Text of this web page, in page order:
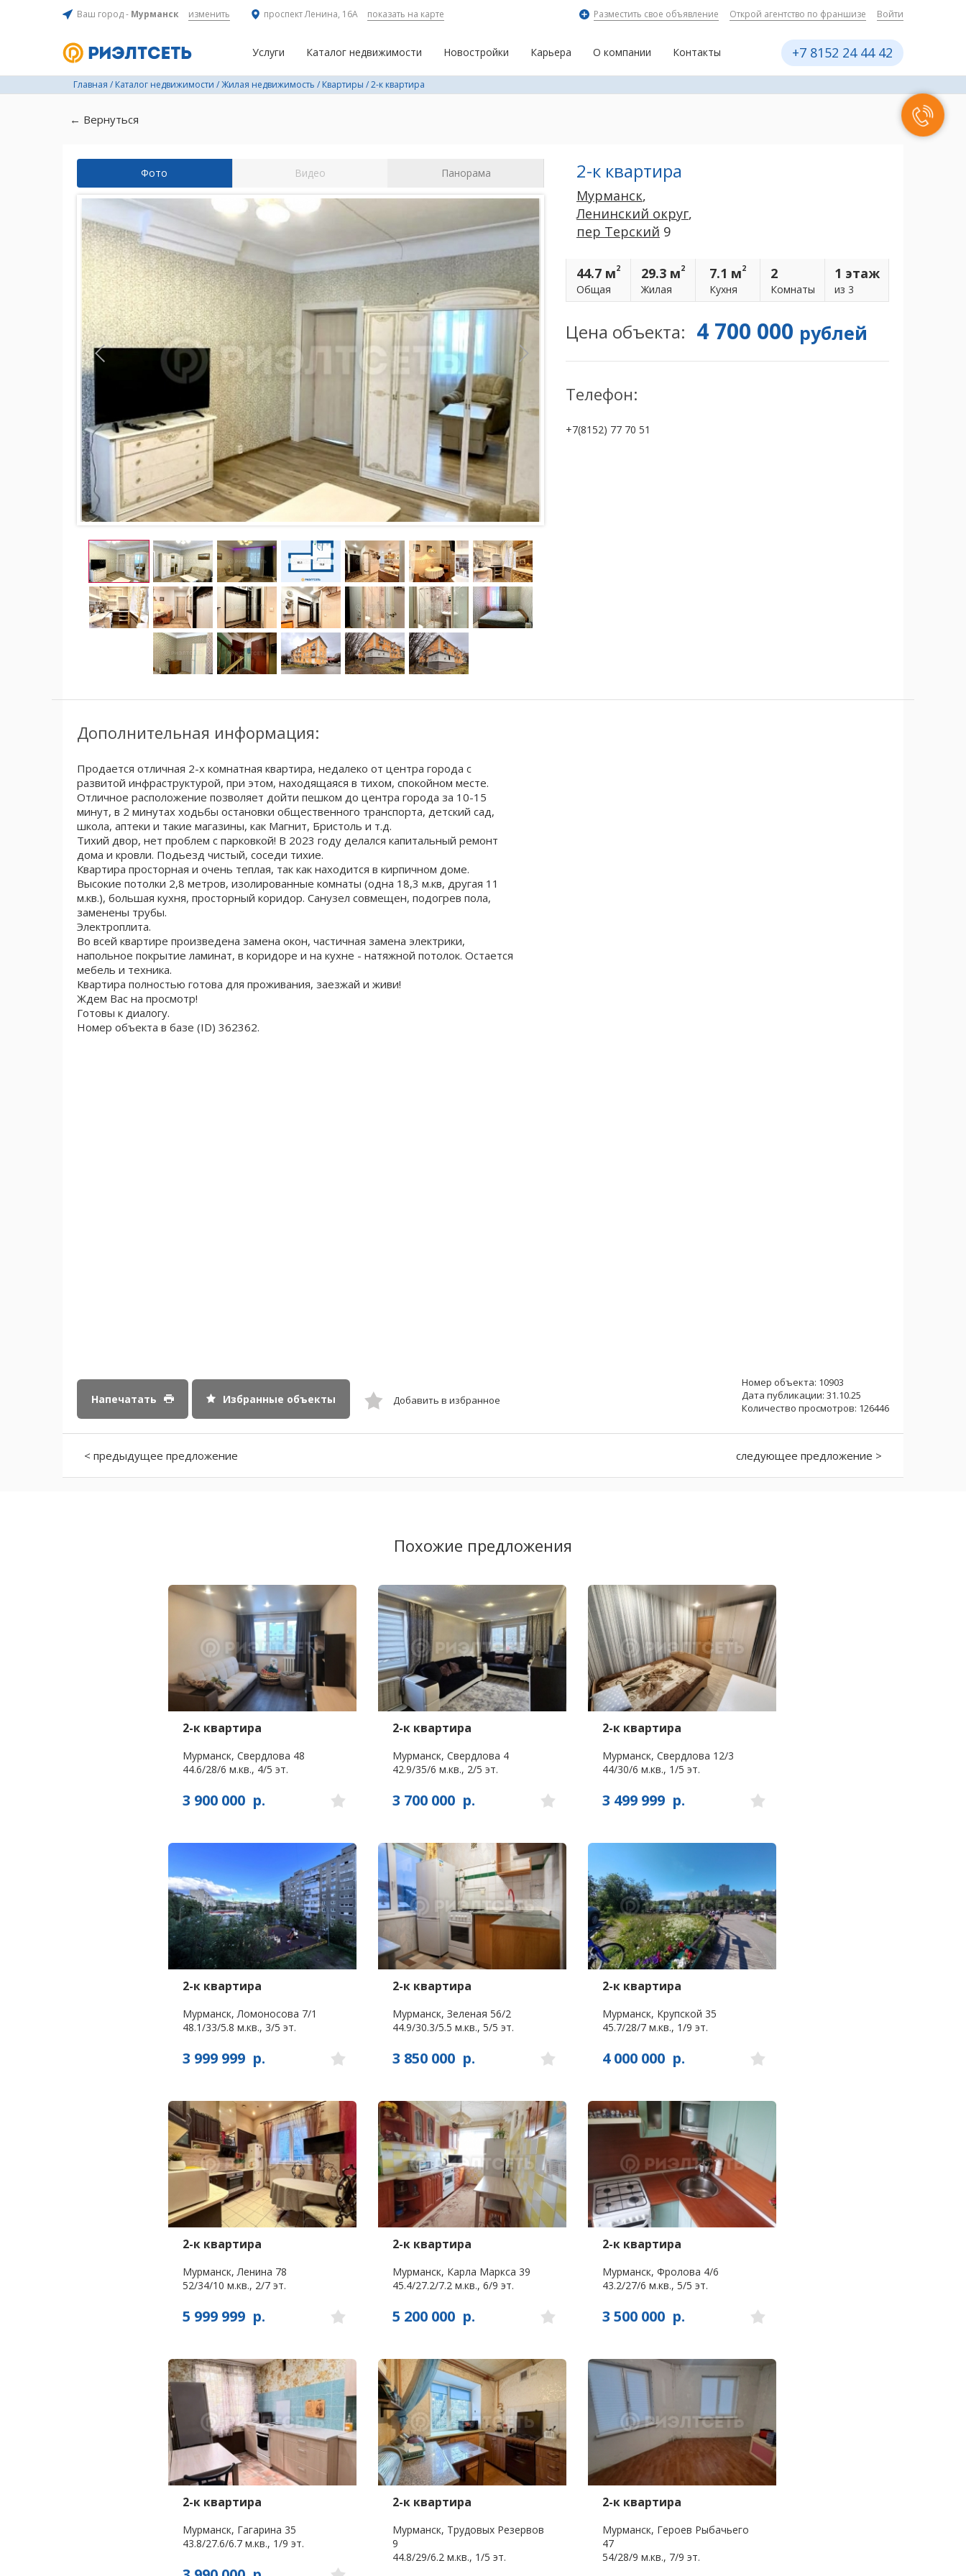
Ваш город - Мурманск изменить проспект Ленина, 16А показать на карте Разместить свое объявление Открой агентство по франшизе Войти
Услуги Каталог недвижимости Новостройки Карьера О компании Контакты +7 8152 24 44 42
Главная / Каталог недвижимости /Жилая недвижимость / Квартиры /2-к квартира
← Вернуться
Фото Видео Панорама 2-к квартира
Мурманск,
Ленинский округ,
пер Терский 9
44.7 м2
Общая
29.3 м2
Жилая
7.1 м2
Кухня
2
Комнаты
1 этаж
из 3
Цена объекта: 4 700 000 рублей
Телефон:
+7(8152) 77 70 51
Дополнительная информация:
Продается отличная 2-х комнатная квартира, недалеко от центра города с
развитой инфраструктурой, при этом, находящаяся в тихом, спокойном месте.
Отличное расположение позволяет дойти пешком до центра города за 10-15
минут, в 2 минутах ходьбы остановки общественного транспорта, детский сад,
школа, аптеки и такие магазины, как Магнит, Бристоль и т.д.
Тихий двор, нет проблем с парковкой! В 2023 году делался капитальный ремонт
дома и кровли. Подьезд чистый, соседи тихие.
Квартира просторная и очень теплая, так как находится в кирпичном доме.
Высокие потолки 2,8 метров, изолированные комнаты (одна 18,3 м.кв, другая 11
м.кв.), большая кухня, просторный коридор. Санузел совмещен, подогрев пола,
заменены трубы.
Электроплита.
Во всей квартире произведена замена окон, частичная замена электрики,
напольное покрытие ламинат, в коридоре и на кухне - натяжной потолок. Остается
мебель и техника.
Квартира полностью готова для проживания, заезжай и живи!
Ждем Вас на просмотр!
Готовы к диалогу.
Номер объекта в базе (ID) 362362.
Напечатать Избранные объекты Добавить в избранное
Номер объекта: 10903
Дата публикации: 31.10.25
Количество просмотров: 126446
< предыдущее предложение следующее предложение >
Похожие предложения
2-к квартира
Мурманск, Свердлова 48
44.6/28/6 м.кв., 4/5 эт.
3 900 000 р.
2-к квартира
Мурманск, Свердлова 4
42.9/35/6 м.кв., 2/5 эт.
3 700 000 р.
2-к квартира
Мурманск, Свердлова 12/3
44/30/6 м.кв., 1/5 эт.
3 499 999 р.
2-к квартира
Мурманск, Ломоносова 7/1
48.1/33/5.8 м.кв., 3/5 эт.
3 999 999 р.
2-к квартира
Мурманск, Зеленая 56/2
44.9/30.3/5.5 м.кв., 5/5 эт.
3 850 000 р.
2-к квартира
Мурманск, Крупской 35
45.7/28/7 м.кв., 1/9 эт.
4 000 000 р.
2-к квартира
Мурманск, Ленина 78
52/34/10 м.кв., 2/7 эт.
5 999 999 р.
2-к квартира
Мурманск, Карла Маркса 39
45.4/27.2/7.2 м.кв., 6/9 эт.
5 200 000 р.
2-к квартира
Мурманск, Фролова 4/6
43.2/27/6 м.кв., 5/5 эт.
3 500 000 р.
2-к квартира
Мурманск, Гагарина 35
43.8/27.6/6.7 м.кв., 1/9 эт.
2-к квартира
Мурманск, Трудовых Резервов
9
44.8/29/6.2 м.кв., 1/5 эт.
2-к квартира
Мурманск, Героев Рыбачьего
47
54/28/9 м.кв., 7/9 эт.